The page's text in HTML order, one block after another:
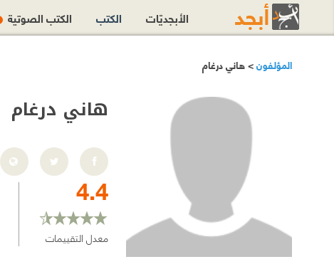
المؤلفون> هاني درغام
هاني درغام
4.4
معدل التقييمات
الأبجديّات الكتب الكتب الصوتية